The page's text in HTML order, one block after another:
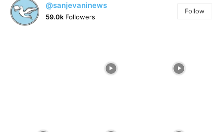
@sanjevaninews
59.0k Followers
Follow